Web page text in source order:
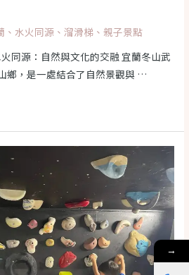
、 水火同源 、溜滑梯 、親子景點
同源：自然與文化的交融 宜蘭冬山武
鄉，是一處結合了自然景觀與 …
→